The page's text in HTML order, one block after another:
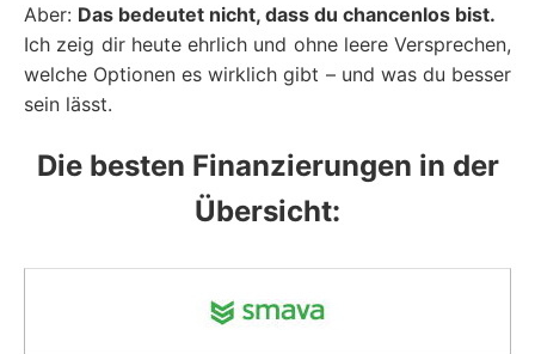
Aber: Das bedeutet nicht, dass du chancenlos bist.
Ich zeig dir heute ehrlich und ohne leere Versprechen,
welche Optionen es wirklich gibt – und was du besser
sein lässt.
Die besten Finanzierungen in der
Übersicht: